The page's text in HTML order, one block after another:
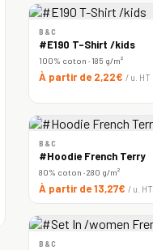
B&C
#E190 T-Shirt /kids
100% coton · 185 g/m²
À partir de 2,22€ / u. HT
B&C
#Hoodie French Terry
80% coton · 280 g/m²
À partir de 13,27€ / u. HT
B&C